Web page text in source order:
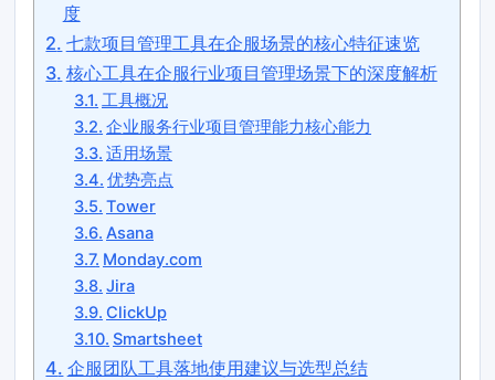
度
七款项目管理工具在企服场景的核心特征速览
核心工具在企服行业项目管理场景下的深度解析
工具概况
企业服务行业项目管理能力核心能力
适用场景
优势亮点
Tower
Asana
Monday.com
Jira
ClickUp
Smartsheet
企服团队工具落地使用建议与选型总结